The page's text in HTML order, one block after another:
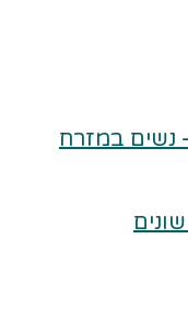
נשים במזרח